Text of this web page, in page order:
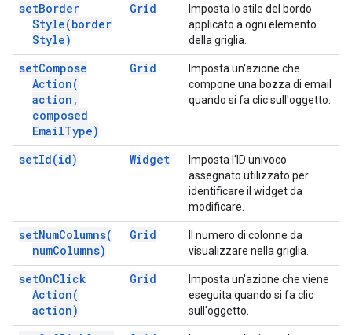
setBorder
Style(border
Style)
Grid
Imposta lo stile del bordo
applicato a ogni elemento
della griglia.
setCompose
Action(
action ,
composed
EmailType)
Grid
Imposta un'azione che
compone una bozza di email
quando si fa clic sull'oggetto.
setId(id) Widget
Imposta l'ID univoco
assegnato utilizzato per
identificare il widget da
modificare.
setNumColumns(
numColumns)
Grid
Il numero di colonne da
visualizzare nella griglia.
setOnClick
Action(
action)
Grid
Imposta un'azione che viene
eseguita quando si fa clic
sull'oggetto.